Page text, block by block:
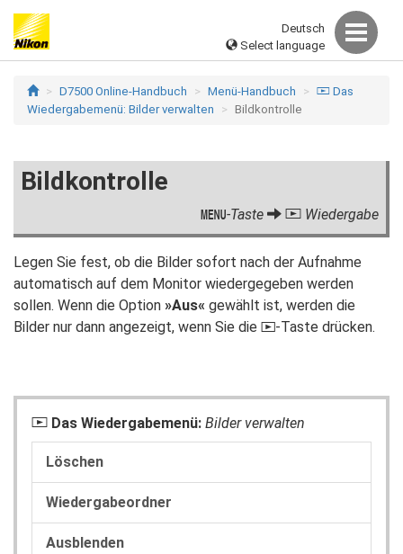
Deutsch
Select language
D7500 Online-Handbuch Menü-Handbuch D Das
Wiedergabemenü: Bilder verwalten
Bildkontrolle
Bildkontrolle
G-Taste D Wiedergabe
Legen Sie fest, ob die Bilder sofort nach der Aufnahme
automatisch auf dem Monitor wiedergegeben werden
sollen. Wenn die Option »Aus« gewählt ist, werden die
Bilder nur dann angezeigt, wenn Sie die K-Taste drücken.
D Das Wiedergabemenü: Bilder verwalten
Löschen
Wiedergabeordner
Ausblenden